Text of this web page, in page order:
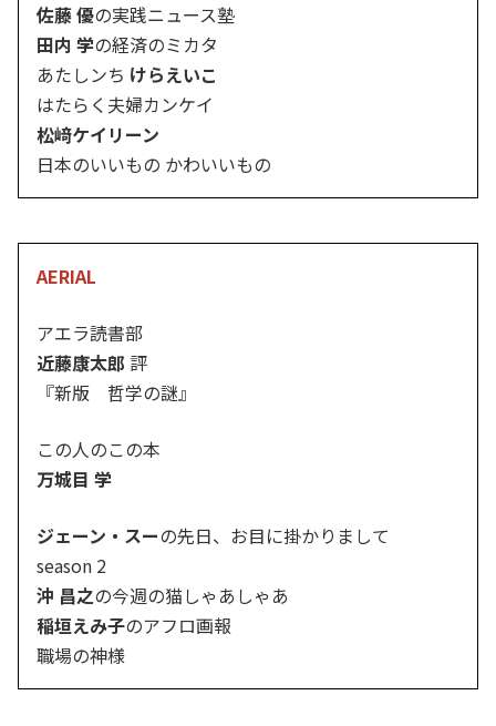
佐藤 優の実践ニュース塾
田内 学の経済のミカタ
あたしンち けらえいこ
はたらく夫婦カンケイ
松﨑ケイリーン
日本のいいもの かわいいもの
AERIAL
アエラ読書部
近藤康太郎 評
『新版 哲学の謎』
この人のこの本
万城目 学
ジェーン・スーの先日、お目に掛かりまして
season 2
沖 昌之の今週の猫しゃあしゃあ
稲垣えみ子のアフロ画報
職場の神様